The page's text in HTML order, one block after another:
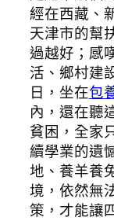
經在西藏、
天津市的幫
過越好；感
活、鄉村建
日，坐在包
內，還在聽
貧困，全家
續學業的遺
地、養羊養
境，依然無
策，才能讓